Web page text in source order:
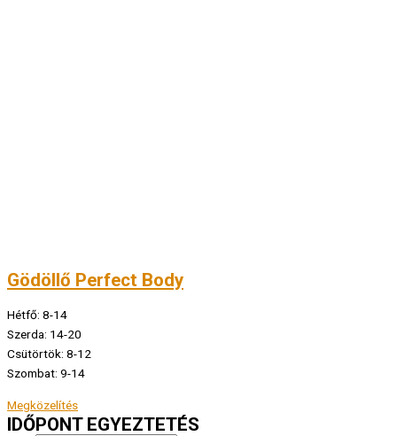
Gödöllő Perfect Body
Hétfő: 8-14
Szerda: 14-20
Csütörtök: 8-12
Szombat: 9-14
Megközelítés
IDŐPONT EGYEZTETÉS